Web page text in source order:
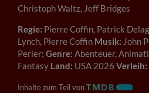
Christoph Waltz, Jeff Bridges
Regie: Pierre Coffin, Patrick
Lynch, Pierre Coffin Musik: John
Perler; Genre: Abenteuer,
Fantasy Land: USA 2026 Verleih:
Inhalte zum Teil von